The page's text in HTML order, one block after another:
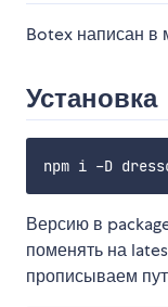
Botex написан в
Установка
Версию в
поменять на
прописываем